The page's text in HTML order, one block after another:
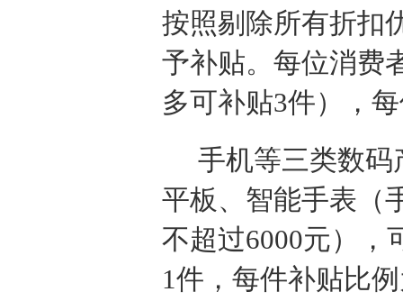
按照剔除所有折扣
予补贴。每位消费
多可补贴3件），
手机等三类数
平板、智能手表（
不超过6000元），
1件，每件补贴比